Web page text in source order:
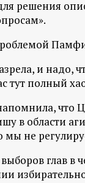
для решения
и надо,
тут полный
что
в области
мы не
глав в